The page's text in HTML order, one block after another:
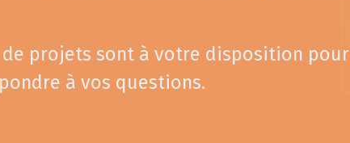
de projets sont à votre disposition pour
à vos questions.